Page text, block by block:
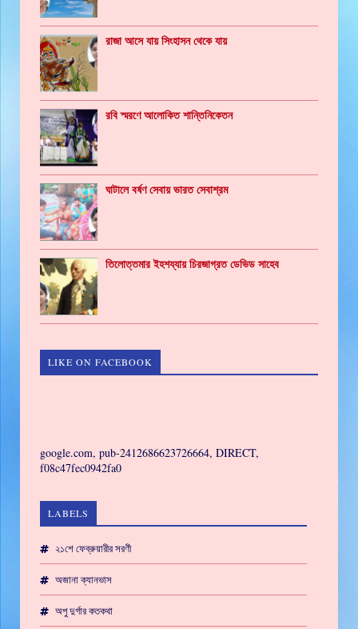
রাজা আসে যায় সিংহাসন থেকে যায়
রবি স্মরণে আলোকিত শান্তিনিকেতন
ঘাটালে বর্ষণ সেবায় ভারত সেবাশ্রম
তিলোত্তমার ইহশয্যায় চিরজাগ্রত ডেভিড সাহেব
LIKE ON FACEBOOK
google.com, pub-2412686623726664, DIRECT,
f08c47fec0942fa0
LABELS
২১শে ফেব্রুয়ারীর সরণী
অজানা ক্যানভাস
অপু দুর্গার কতকথা